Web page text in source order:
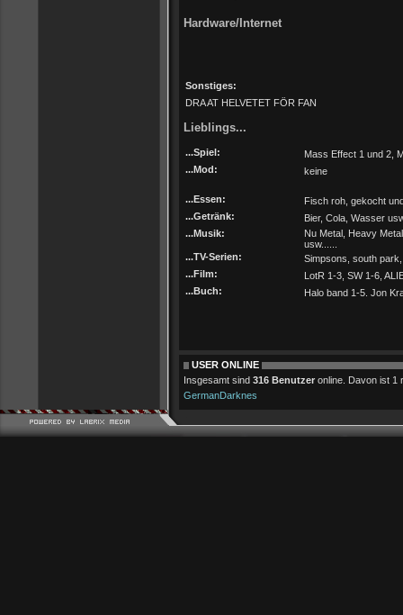
Hardware/Internet
Sonstiges:
DRA AT HELVETET FÖR FAN
Lieblings...
...Spiel:
Mass Effect 1 und 2,
...Mod:
keine
...Essen:
Fisch roh, gekocht
...Getränk:
Bier, Cola, Wasser
...Musik:
Nu Metal, Heavy
usw......
...TV-Serien:
Simpsons, south
...Film:
LotR 1-3, SW 1-6,
...Buch:
Halo band 1-5. Jon
USER ONLINE
Insgesamt sind 316 Benutzer online. Davon ist 1
GermanDarknes